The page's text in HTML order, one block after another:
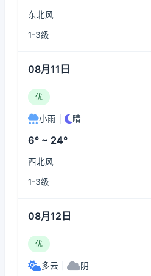
东北风
1-3级
08月11日
优
小雨 晴
6° ~ 24°
西北风
1-3级
08月12日
优
多云 阴